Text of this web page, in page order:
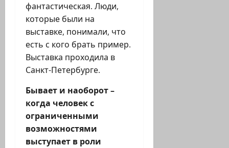
фантастическая. Люди,
которые были на
выставке, понимали, что
есть с кого брать пример.
Выставка проходила в
Санкт-Петербурге.
Бывает и наоборот –
когда человек с
ограниченными
возможностями
выступает в роли